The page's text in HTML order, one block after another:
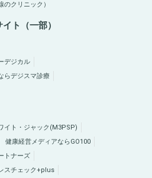
クリニック）
ト（一部）
デジカル
らデジスマ診療
イト・ジャック(M3PSP)
健康経営メディアならGO100
トナーズ
スチェック+plus